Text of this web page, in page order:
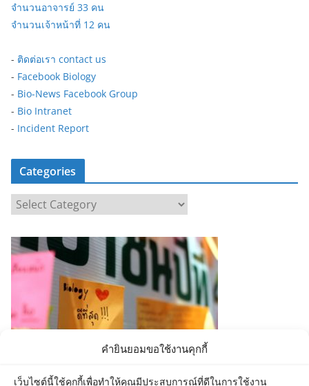
คำยินยอมขอใช้งานคุกกี้
เว็บไซต์นี้ใช้คุกกี้เพื่อทำให้คุณมีประสบการณ์ที่ดีในการใช้งาน
จำนวนอาจารย์ 33 คน
จำนวนเจ้าหน้าที่ 12 คน
- ติดต่อเรา contact us
- Facebook Biology
- Bio-News Facebook Group
- Bio Intranet
- Incident Report
Categories
t
e
g
i